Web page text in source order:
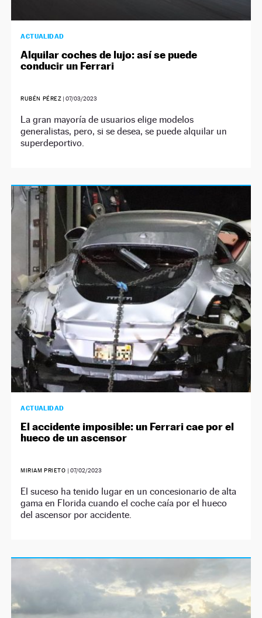
ACTUALIDAD
Alquilar coches de lujo: así se puede
conducir un Ferrari
RUBÉN PÉREZ |07/03/2023
La gran mayoría de usuarios elige modelos
generalistas, pero, si se desea, se puede alquilar un
superdeportivo.
ACTUALIDAD
El accidente imposible: un Ferrari cae por el
hueco de un ascensor
MIRIAM PRIETO | 07/02/2023
El suceso ha tenido lugar en un concesionario de alta
gama en Florida cuando el coche caía por el hueco
del ascensor por accidente.